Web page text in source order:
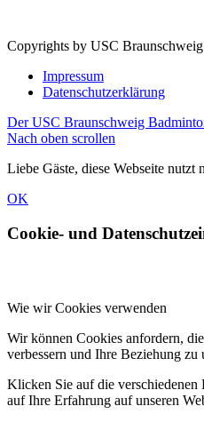
Copyrights by USC Braunschweig
Impressum
Datenschutzerklärung
Der USC Braunschweig
Nach oben scrollen
Liebe Gäste, diese Webseite
OK
Cookie- und
Wie wir Cookies verwenden
Wir können Cookies anfordern,
verbessern und Ihre Beziehung zu
Klicken Sie auf die verschiedenen
auf Ihre Erfahrung auf unseren